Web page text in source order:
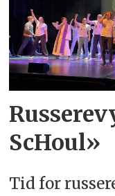
ScHoul»
Tid for